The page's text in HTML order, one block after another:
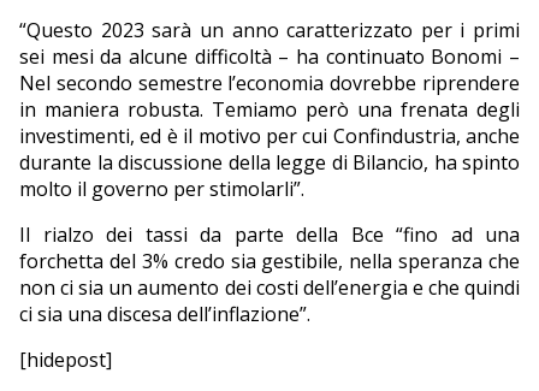
“Questo 2023 sarà un anno caratterizzato per i primi
sei mesi da alcune difficoltà – ha continuato Bonomi –
Nel secondo semestre l’economia dovrebbe riprendere
in maniera robusta. Temiamo però una frenata degli
investimenti, ed è il motivo per cui Confindustria, anche
durante la discussione della legge di Bilancio, ha spinto
molto il governo per stimolarli”.
Il rialzo dei tassi da parte della Bce “fino ad una
forchetta del 3% credo sia gestibile, nella speranza che
non ci sia un aumento dei costi dell’energia e che quindi
ci sia una discesa dell’inflazione”.
[hidepost]